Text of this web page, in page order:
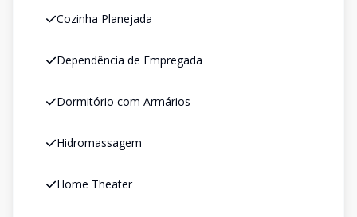
Cozinha Planejada
Dependência de Empregada
Dormitório com Armários
Hidromassagem
Home Theater